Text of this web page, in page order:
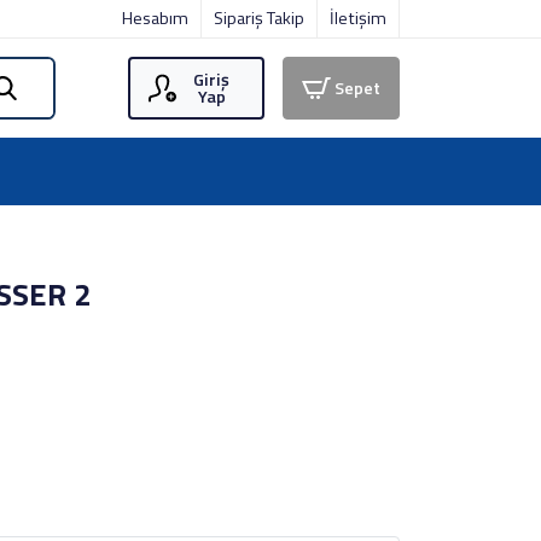
Hesabım Sipariş Takip İletişim
Giriş
Yap Sepet
2